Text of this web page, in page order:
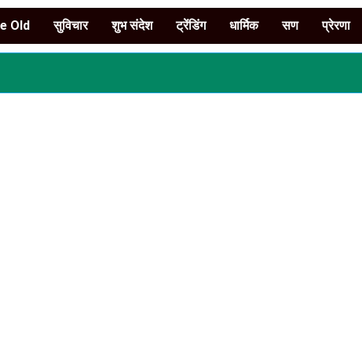
Old सुविचार शुभ संदेश ट्रेंडिंग धार्मिक सण प्रेरणा